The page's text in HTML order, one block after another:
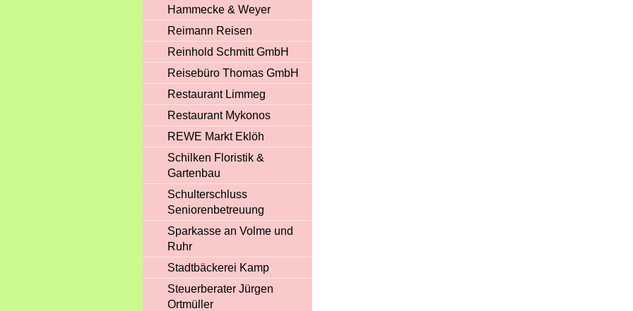
Hammecke & Weyer
Reimann Reisen
Reinhold Schmitt GmbH
Reisebüro Thomas GmbH
Restaurant Limmeg
Restaurant Mykonos
REWE Markt Eklöh
Schilken Floristik &
Gartenbau
Schulterschluss
Seniorenbetreuung
Sparkasse an Volme und
Ruhr
Stadtbäckerei Kamp
Steuerberater Jürgen
Ortmüller